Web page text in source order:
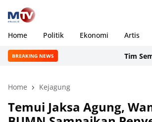
Home Politik Ekonomi Artis
BREAKING NEWS Tim
Home Kejagung
Temui Jaksa Agung,